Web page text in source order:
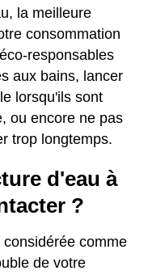
la meilleure
consommation
responsables
aux bains, lancer
lorsqu'ils sont
ou encore ne pas
trop longtemps.
d'eau à
?
comme
de votre